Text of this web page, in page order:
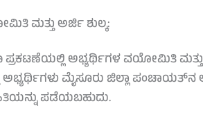
ಮತ್ತು ಅರ್ಜಿ ಶುಲ್ಕ:
ಪ್ರಕಟಣೆಯಲ್ಲಿ ಅಭ್ಯರ್ಥಿಗಳ ವಯೋಮಿತಿ
ಅಭ್ಯರ್ಥಿಗಳು ಮೈಸೂರು ಜಿಲ್ಲಾ
ಪಡೆಯಬಹುದು.